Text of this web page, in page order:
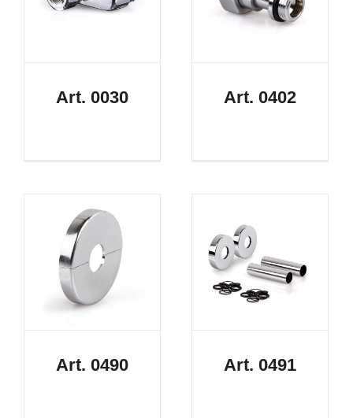
Art. 0030 Art. 0402
Art. 0490 Art. 0491